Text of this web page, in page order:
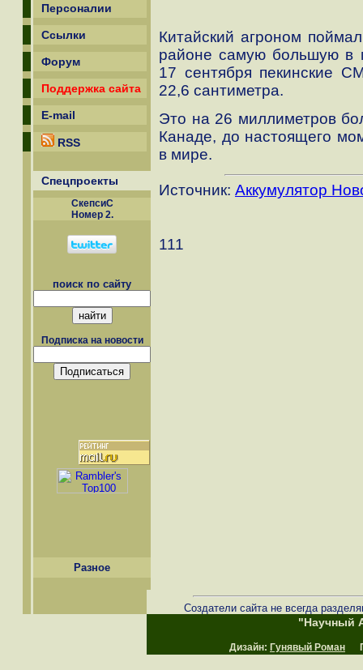
Персоналии
Ссылки
Форум
Поддержка сайта
E-mail
RSS
Спецпроекты
СкепсиС
Номер 2.
поиск по сайту
Подписка на новости
Разное
Китайский агроном
районе самую большую в
17 сентября пекинские
22,6 сантиметра.
Это на 26 миллиметров
Канаде, до настоящего
в мире.
Источник: Аккумулятор
111
Создатели сайта не всегда
"Научный
Дизайн: Гунявый Роман